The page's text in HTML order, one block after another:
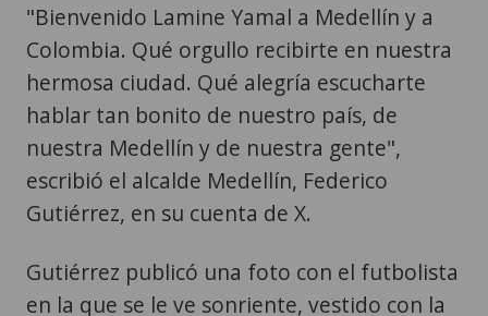
"Bienvenido Lamine Yamal a Medellín y a
Colombia. Qué orgullo recibirte en nuestra
hermosa ciudad. Qué alegría escucharte
hablar tan bonito de nuestro país, de
nuestra Medellín y de nuestra gente",
escribió el alcalde Medellín, Federico
Gutiérrez, en su cuenta de X.
Gutiérrez publicó una foto con el futbolista
en la que se le ve sonriente, vestido con la